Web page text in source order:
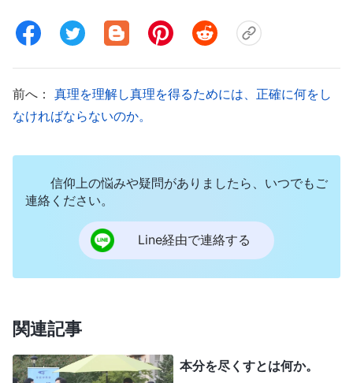
『神の出現と働き』「真心で神に従う者は、必ずや神のも
現時点で最も決定的な点は、聖霊の導きに従う
ことには全て従うことである。人間は、自分で自分
の性質を変化させることができない。人々は神の言
葉による裁き、刑罰、そして辛い精錬を受けるか、
あるいは神の言葉による取り扱いと懲らしめ、刈り
込みを受けなければならない。その後初めて、彼ら
は神への従順と献身を実現することができ、神を欺
る。神の言葉による精錬のもとで、人間の性質は変
化するのである。神の言葉による暴露、裁き、懲ら
前へ： 真理を理解し真理を得るためには、正確に何をし
なければならないのか。
信仰上の悩みや疑問がありましたら、いつでもご
連絡ください。
Line経由で連絡する
関連記事
本分を尽くすとは何か。